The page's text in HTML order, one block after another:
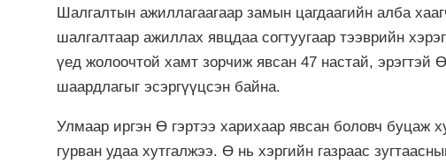
Шалгалтын ажиллагаагаар замын цагдаагийн алба
шалгалтаар ажиллах явцдаа согтуугаар тээврийн
үед жолоочтой хамт зорчиж явсан 47 настай,
шаардлагыг эсэргүүцсэн байна.
Улмаар иргэн Ө гэртээ харихаар явсан боловч буцаж
гурван удаа хутгалжээ. Ө нь хэргийн газраас